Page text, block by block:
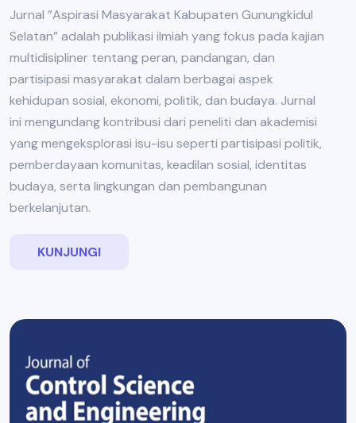
Jurnal ”Aspirasi Masyarakat Kabupaten Gunungkidul
Selatan” adalah publikasi ilmiah yang fokus pada kajian
multidisipliner tentang peran, pandangan, dan
partisipasi masyarakat dalam berbagai aspek
kehidupan sosial, ekonomi, politik, dan budaya. Jurnal
ini mengundang kontribusi dari peneliti dan akademisi
yang mengeksplorasi isu-isu seperti partisipasi politik,
pemberdayaan komunitas, keadilan sosial, identitas
budaya, serta lingkungan dan pembangunan
berkelanjutan.
KUNJUNGI